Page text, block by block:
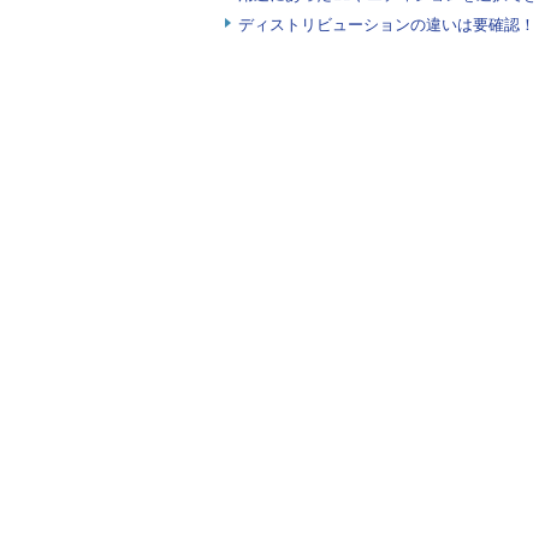
ディストリビューションの違いは要確認